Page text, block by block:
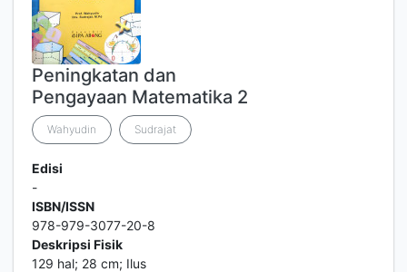
Peningkatan dan
Pengayaan Matematika 2
Wahyudin Sudrajat
Edisi
-
ISBN/ISSN
978-979-3077-20-8
Deskripsi Fisik
129 hal; 28 cm; Ilus